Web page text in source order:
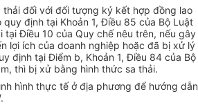
thải đối với đối tượng ký kết hợp đồng lao
định tại Khoản 1, Điều 85 của Bộ Luật
tại Điều 10 của Quy chế nêu trên, nếu gây
lợi ích của doanh nghiệp hoặc đã bị xử lý
định tại Điểm b, Khoản 1, Điều 84 của Bộ
thì bị xử bằng hình thức sa thải.
hình thực tế ở địa phương để hướng dẫn